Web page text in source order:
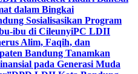
dalam Bingkai
Sosialisasikan Program
ibu di CileunyiPC LDII
Alim, Faqih, dan
Bandung Tanamkan
pada Generasi Muda